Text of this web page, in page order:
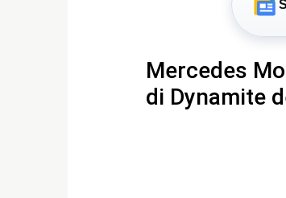
Mercedes
di Dynamite